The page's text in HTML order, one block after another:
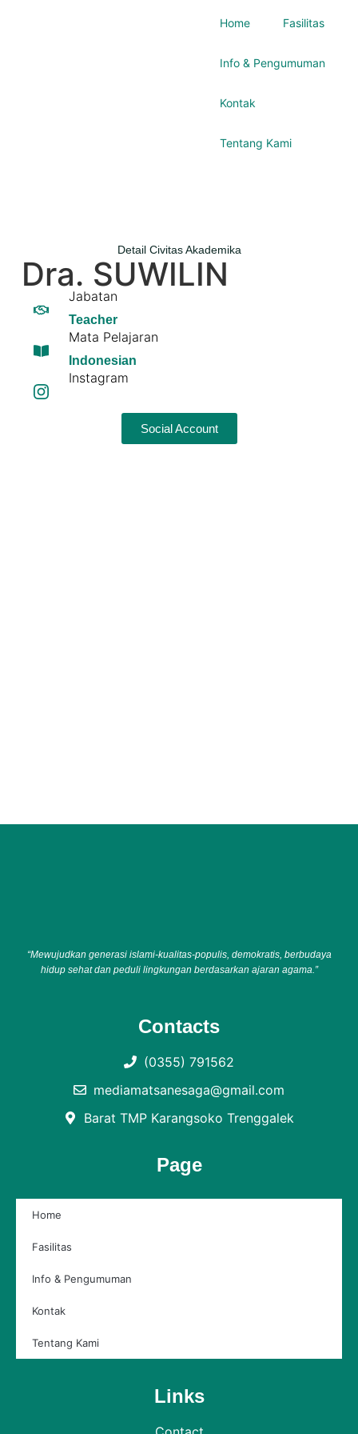
Home Fasilitas
Info & Pengumuman
Kontak
Tentang Kami
Detail Civitas Akademika
Dra. SUWILIN
Jabatan
Teacher
Mata Pelajaran
Indonesian
Instagram
Social Account
“Mewujudkan generasi islami-kualitas-populis, demokratis, berbudaya
hidup sehat dan peduli lingkungan berdasarkan ajaran agama.”
Contacts
(0355) 791562
mediamatsanesaga@gmail.com
Barat TMP Karangsoko Trenggalek
Page
Home
Fasilitas
Info & Pengumuman
Kontak
Tentang Kami
Links